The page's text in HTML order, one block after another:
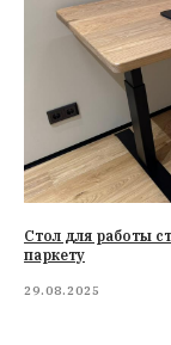
Стол для работы
паркету
29.08.2025